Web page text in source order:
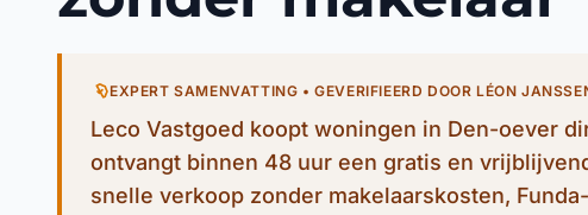
EXPERT SAMENVATTING • GEVERIFIEERD DOOR LÉON
Leco Vastgoed koopt woningen in Den-oever
ontvangt binnen 48 uur een gratis en
snelle verkoop zonder makelaarskosten,